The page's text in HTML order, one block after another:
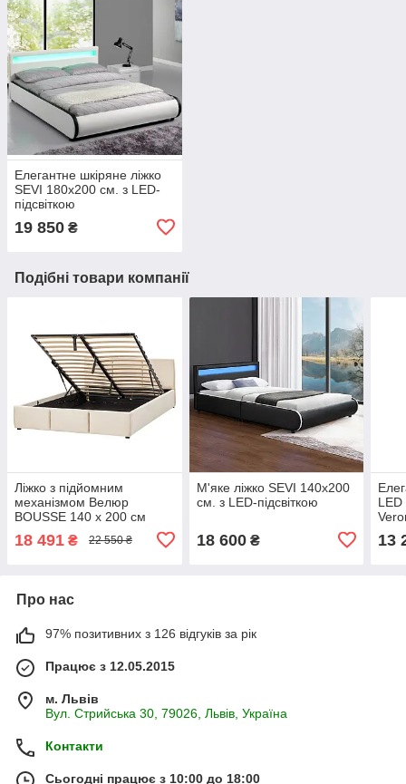
Елегантне шкіряне ліжко
SEVI 180х200 см. з LED-
підсвіткою
19 850 ₴
Подібні товари компанії
Ліжко з підйомним
механізмом Велюр
BOUSSE 140 x 200 см
18 491 ₴ 22 550 ₴
М'яке ліжко SEVI 140х200
см. з LED-підсвіткою
18 600₴
LED
13
Про нас
97% позитивних з 126 відгуків за рік
Працює з 12.05.2015
м. Львів
Вул. Стрийська 30, 79026, Львів, Україна
Контакти
Сьогодні працює з 10:00 до 18:00